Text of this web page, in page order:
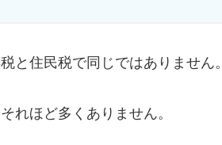
と住民税で同じではありません。
れほど多くありません。